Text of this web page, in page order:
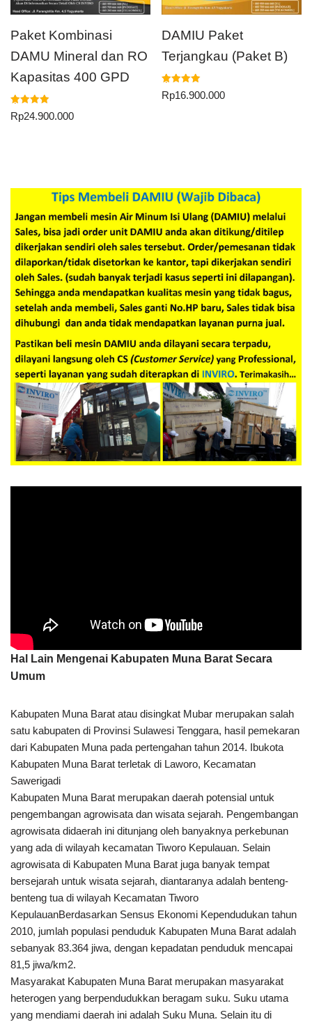
Paket Kombinasi
DAMU Mineral dan RO
Kapasitas 400 GPD
Dinilai
5.00
Rp24.900.000
DAMIU Paket
Terjangkau (Paket B)
Dinilai
5.00
Rp16.900.000
Hal Lain Mengenai Kabupaten Muna Barat Secara
Umum
Kabupaten Muna Barat atau disingkat Mubar merupakan salah
satu kabupaten di Provinsi Sulawesi Tenggara, hasil pemekaran
dari Kabupaten Muna pada pertengahan tahun 2014. Ibukota
Kabupaten Muna Barat terletak di Laworo, Kecamatan
Sawerigadi
Kabupaten Muna Barat merupakan daerah potensial untuk
pengembangan agrowisata dan wisata sejarah. Pengembangan
agrowisata didaerah ini ditunjang oleh banyaknya perkebunan
yang ada di wilayah kecamatan Tiworo Kepulauan. Selain
agrowisata di Kabupaten Muna Barat juga banyak tempat
bersejarah untuk wisata sejarah, diantaranya adalah benteng-
benteng tua di wilayah Kecamatan Tiworo
KepulauanBerdasarkan Sensus Ekonomi Kependudukan tahun
2010, jumlah populasi penduduk Kabupaten Muna Barat adalah
sebanyak 83.364 jiwa, dengan kepadatan penduduk mencapai
81,5 jiwa/km2.
Masyarakat Kabupaten Muna Barat merupakan masyarakat
heterogen yang berpendudukkan beragam suku. Suku utama
yang mendiami daerah ini adalah Suku Muna. Selain itu di